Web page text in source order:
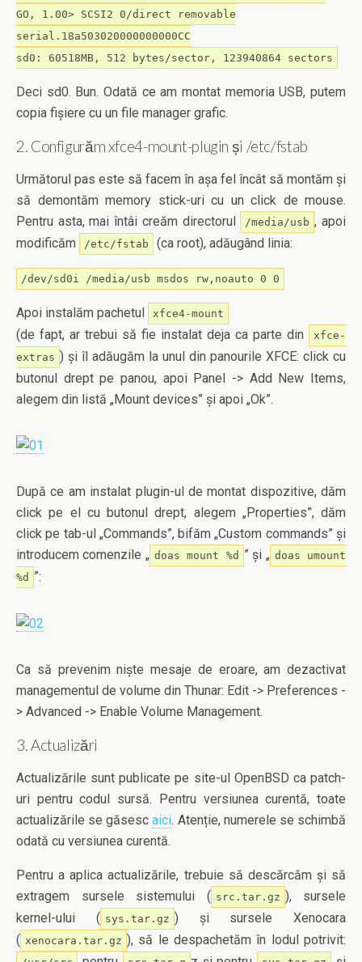
GO, 1.00> SCSI2 0/direct removable
serial.18a503020000000000CC
sd0: 60518MB, 512 bytes/sector, 123940864 sectors
Deci sd0. Bun. Odată ce am montat memoria USB, putem
copia fișiere cu un file manager grafic.
2. Configurăm xfce4-mount-plugin și /etc/fstab
Următorul pas este să facem în așa fel încât să montăm și
să demontăm memory stick-uri cu un click de mouse.
Pentru asta, mai întâi creăm directorul
/media/usb , apoi
modificăm
/etc/fstab (ca root), adăugând linia:
/dev/sd0i /media/usb msdos rw,noauto 0 0
Apoi instalăm pachetul xfce4-mount
(de fapt, ar trebui să fie instalat deja ca parte din
xfce-
extras ) și îl adăugăm la unul din panourile XFCE: click cu
butonul drept pe panou, apoi Panel -> Add New Items,
alegem din listă „Mount devices” și apoi „Ok”.
După ce am instalat plugin-ul de montat dispozitive, dăm
click pe el cu butonul drept, alegem „Properties”, dăm
click pe tab-ul „Commands”, bifăm „Custom commands” și
introducem comenzile „ doas mount %d ” și „ doas umount
%d ”:
Ca să prevenim niște mesaje de eroare, am dezactivat
managementul de volume din Thunar: Edit -> Preferences -
> Advanced -> Enable Volume Management.
3. Actualizări
Actualizările sunt publicate pe site-ul OpenBSD ca patch-
uri pentru codul sursă. Pentru versiunea curentă, toate
actualizările se găsescaici. Atenție, numerele se schimbă
odată cu versiunea curentă.
Pentru a aplica actualizările, trebuie să descărcăm și să
extragem sursele sistemului ( src.tar.gz ), sursele
kernel-ului ( sys.tar.gz ) și sursele Xenocara
( xenocara.tar.gz ), să le despachetăm în lodul potrivit: